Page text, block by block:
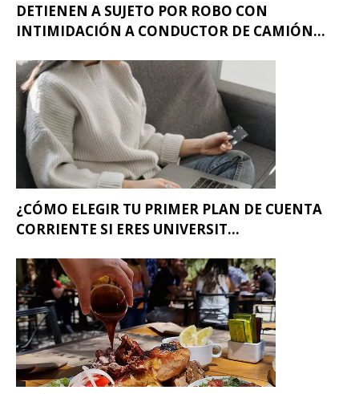
DETIENEN A SUJETO POR ROBO CON
INTIMIDACIÓN A CONDUCTOR DE CAMIÓN...
¿CÓMO ELEGIR TU PRIMER PLAN DE CUENTA
CORRIENTE SI ERES UNIVERSIT...